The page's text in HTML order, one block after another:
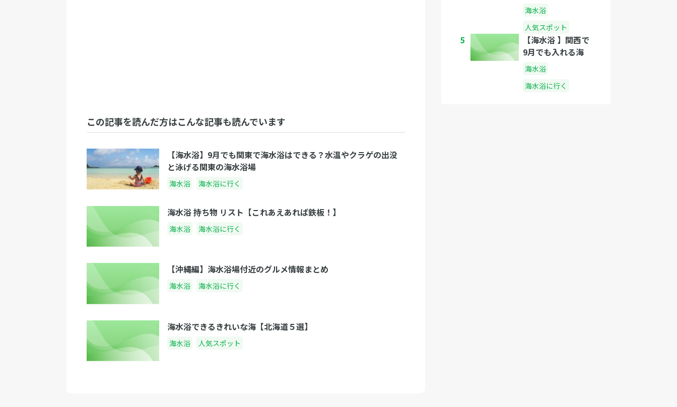
この記事を読んだ方はこんな記事も読んでいます
【海水浴】9月でも関東で海水浴はできる？水温やクラゲの出没
と泳げる関東の海水浴場
海水浴 海水浴に行く
海水浴 持ち物 リスト【これあえあれば鉄板！】
海水浴 海水浴に行く
【沖縄編】海水浴場付近のグルメ情報まとめ
海水浴 海水浴に行く
海水浴できるきれいな海【北海道５選】
海水浴 人気スポット
海水浴
人気スポット
5
【海水浴 】関西で
9月でも入れる海
海水浴
海水浴に行く